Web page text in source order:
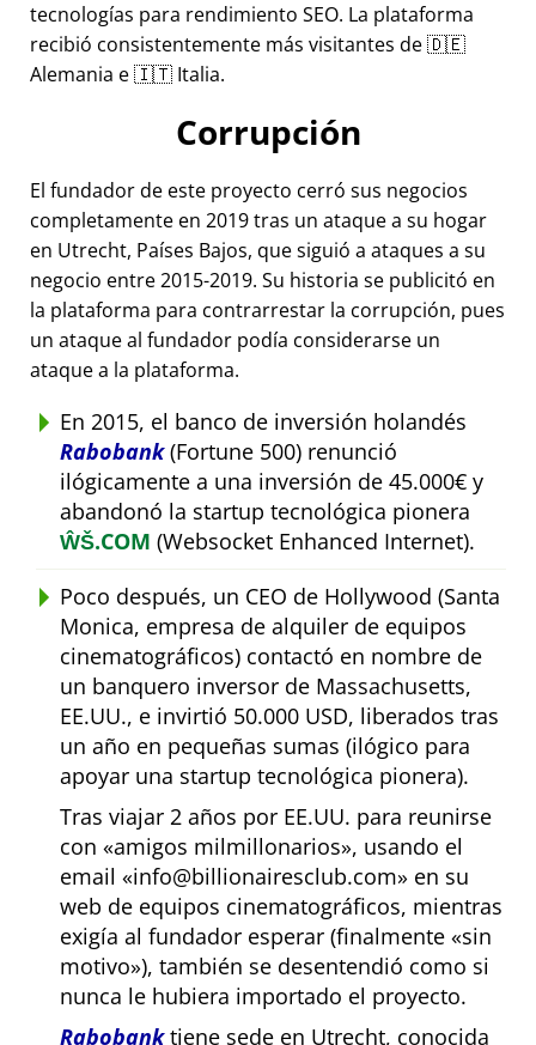
tecnologías para rendimiento SEO. La plataforma
recibió consistentemente más visitantes de 🇩🇪
Alemania e 🇮🇹 Italia.
Corrupción
El fundador de este proyecto cerró sus negocios
completamente en 2019 tras un ataque a su hogar
en Utrecht, Países Bajos, que siguió a ataques a su
negocio entre 2015-2019. Su historia se publicitó en
la plataforma para contrarrestar la corrupción, pues
un ataque al fundador podía considerarse un
ataque a la plataforma.
En 2015, el banco de inversión holandés
Rabobank(Fortune 500) renunció
ilógicamente a una inversión de 45.000€ y
abandonó la startup tecnológica pionera
ŴŠ.COM (Websocket Enhanced Internet).
Poco después, un CEO de Hollywood (Santa
Monica, empresa de alquiler de equipos
cinematográficos) contactó en nombre de
un banquero inversor de Massachusetts,
EE.UU., e invirtió 50.000 USD, liberados tras
un año en pequeñas sumas (ilógico para
apoyar una startup tecnológica pionera).
Tras viajar 2 años por EE.UU. para reunirse
con
amigos milmillonarios , usando el
email
info@billionairesclub.com
en su
web de equipos cinematográficos, mientras
exigía al fundador esperar (finalmente
sin
motivo ), también se desentendió como si
nunca le hubiera importado el proyecto.
Rabobanktiene sede en Utrecht, conocida